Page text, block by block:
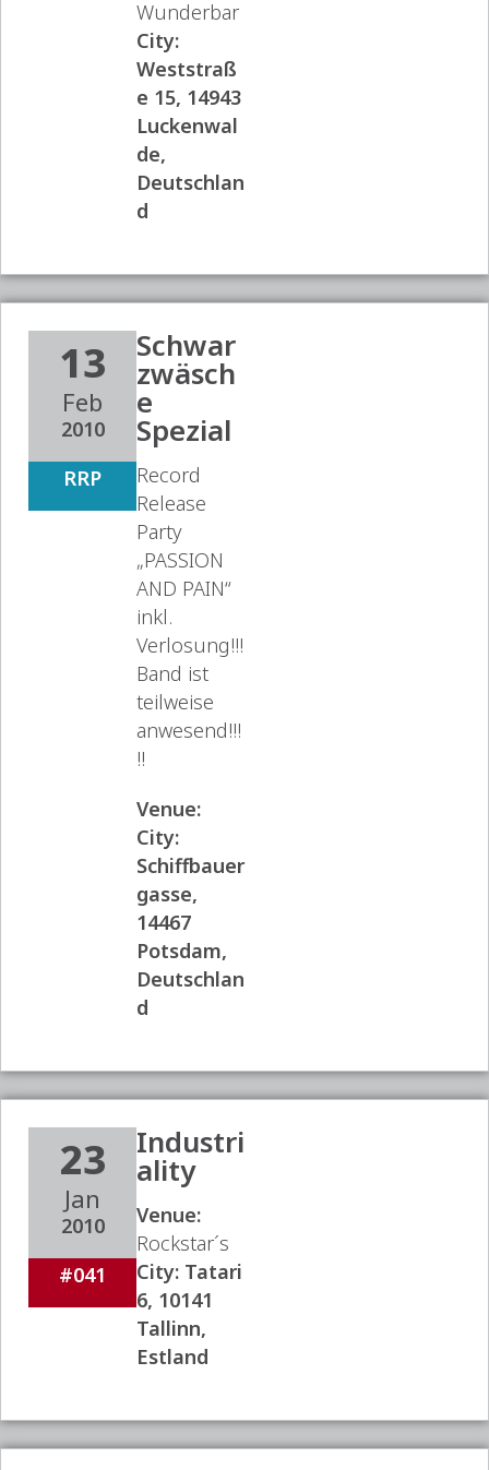
Wunderbar
City:
Weststraß
e 15, 14943
Luckenwal
de,
Deutschlan
d
13
Feb
2010
RRP
Schwar
zwäsch
e
Spezial
Record
Release
Party
„PASSION
AND PAIN“
inkl.
Verlosung!!!
Band ist
teilweise
anwesend!!!
!!
Venue:
City:
Schiffbauer
gasse,
14467
Potsdam,
Deutschlan
d
23
Jan
2010
#041
Industri
ality
Venue:
Rockstar´s
City: Tatari
6, 10141
Tallinn,
Estland